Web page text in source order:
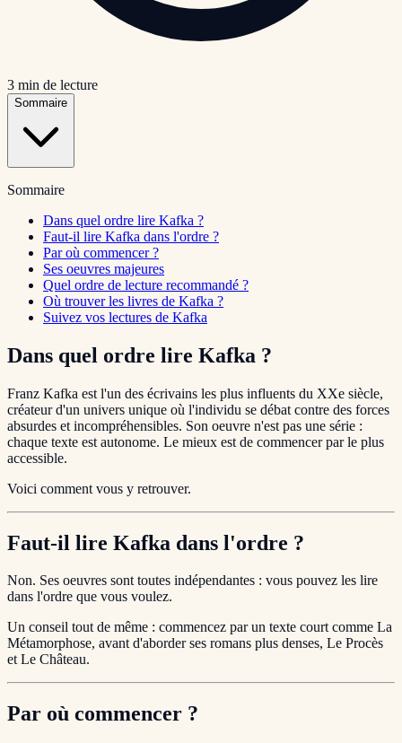
3 min de lecture
Sommaire
Sommaire
Dans quel ordre lire Kafka ?
Faut-il lire Kafka dans l'ordre ?
Par où commencer ?
Ses oeuvres majeures
Quel ordre de lecture recommandé ?
Où trouver les livres de Kafka ?
Suivez vos lectures de Kafka
Dans quel ordre lire Kafka ?
Franz Kafka est l'un des écrivains les plus influents du XXe siècle,
créateur d'un univers unique où l'individu se débat contre des forces
absurdes et incompréhensibles. Son oeuvre n'est pas une série :
chaque texte est autonome. Le mieux est de commencer par le plus
accessible.
Voici comment vous y retrouver.
Faut-il lire Kafka dans l'ordre ?
Non. Ses oeuvres sont toutes indépendantes : vous pouvez les lire
dans l'ordre que vous voulez.
Un conseil tout de même : commencez par un texte court comme La
Métamorphose, avant d'aborder ses romans plus denses, Le Procès
et Le Château.
Par où commencer ?